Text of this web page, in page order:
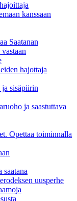
kanssaan
Saatanan
hajottaja
ja sisäpiirin
ja saastuttava
Opettaa toiminnalla
saatana
uusperhe